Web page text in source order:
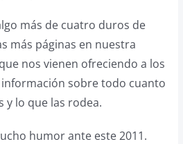
más de cuatro duros de
más páginas en nuestra
nos vienen ofreciendo a los
sobre todo cuanto
y lo que las rodea.
humor ante este 2011.